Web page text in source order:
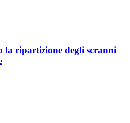
la ripartizione degli scranni